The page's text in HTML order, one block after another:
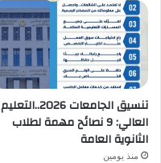
تنسيق الجامعات 2026..التعليم
العالي: 9 نصائح مهمة لطلاب
الثانوية العامة
منذ يومين